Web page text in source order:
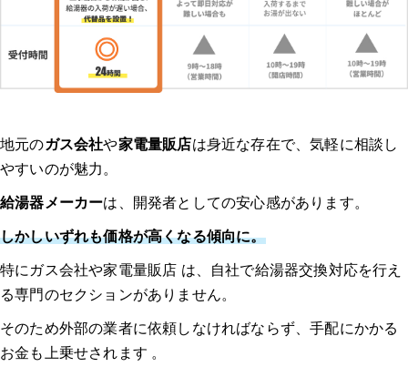
地元のガス会社や家電量販店は身近な存在で、気軽に相談し
やすいのが魅力。
給湯器メーカーは、開発者としての安心感があります。
しかしいずれも価格が高くなる傾向に。
特にガス会社や家電量販店 は、自社で給湯器交換対応を行え
る専門のセクションがありません。
そのため外部の業者に依頼しなければならず、手配にかかる
お金も上乗せされます 。